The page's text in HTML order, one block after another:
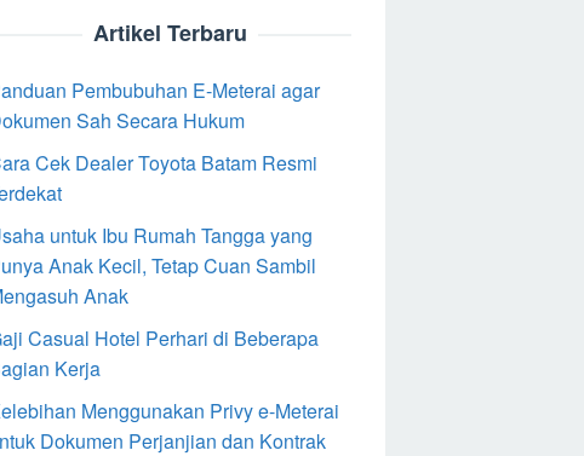
Artikel Terbaru
Pembubuhan E-Meterai agar
Sah Secara Hukum
Cek Dealer Toyota Batam Resmi
untuk Ibu Rumah Tangga yang
Anak Kecil, Tetap Cuan Sambil
Anak
Casual Hotel Perhari di Beberapa
Kerja
Menggunakan Privy e-Meterai
Dokumen Perjanjian dan Kontrak